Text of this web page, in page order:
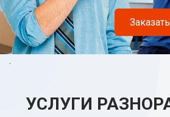
.
УСЛУГИ